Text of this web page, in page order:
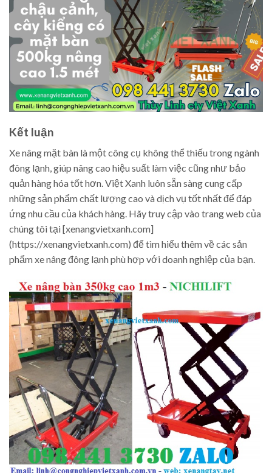
Kết luận
Xe nâng mặt bàn là một công cụ không thể thiếu trong ngành
đông lạnh, giúp nâng cao hiệu suất làm việc cũng như bảo
quản hàng hóa tốt hơn. Việt Xanh luôn sẵn sàng cung cấp
những sản phẩm chất lượng cao và dịch vụ tốt nhất để đáp
ứng nhu cầu của khách hàng. Hãy truy cập vào trang web của
chúng tôi tại [xenangvietxanh.com]
(https://xenangvietxanh.com) để tìm hiểu thêm về các sản
phẩm xe nâng đông lạnh phù hợp với doanh nghiệp của bạn.